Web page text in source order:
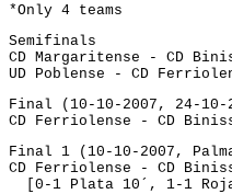
*Only 4 teams
Semifinals
Final (10-10-2007, 24-10-
Final 1 (10-10-2007,
[0-1 Plata 10´, 1-1